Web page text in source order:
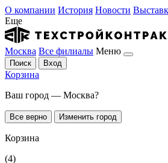
О компании История Новости
Еще
Москва Все филиалы Меню
Поиск Вход
Корзина
Ваш город — Москва?
Все верно Изменить город
Корзина
(4)